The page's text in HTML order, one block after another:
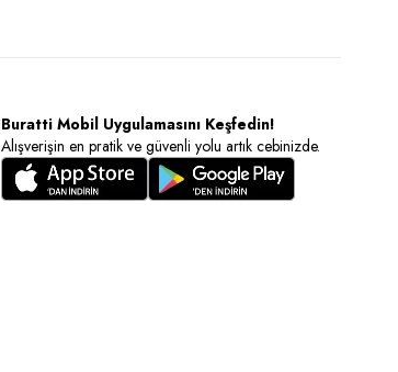
Buratti Mobil Uygulamasını Keşfedin!
Alışverişin en pratik ve güvenli yolu artık cebinizde.